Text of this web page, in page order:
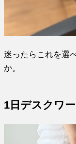
迷ったらこれを選
か。
1日デスクワ